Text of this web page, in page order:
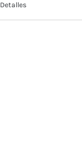
Detalles